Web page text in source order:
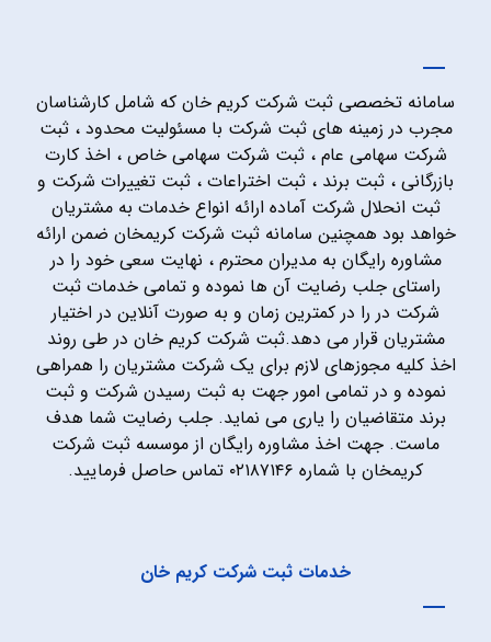
سامانه تخصصی ثبت شرکت کریم خان که شامل کارشناسان
مجرب در زمینه های ثبت شرکت با مسئولیت محدود ، ثبت
شرکت سهامی عام ، ثبت شرکت سهامی خاص ، اخذ کارت
بازرگانی ، ثبت برند ، ثبت اختراعات ، ثبت تغییرات شرکت و
ثبت انحلال شرکت آماده ارائه انواع خدمات به مشتریان
خواهد بود همچنین سامانه ثبت شرکت کریمخان ضمن ارائه
مشاوره رایگان به مدیران محترم ، نهایت سعی خود را در
راستای جلب رضایت آن ها نموده و تمامی خدمات ثبت
شرکت در را در کمترین زمان و به صورت آنلاین در اختیار
مشتریان قرار می دهد.ثبت شرکت کریم خان در طی روند
اخذ کلیه مجوزهای لازم برای یک شرکت مشتریان را همراهی
نموده و در تمامی امور جهت به ثبت رسیدن شرکت و ثبت
برند متقاضیان را یاری می نماید. جلب رضایت شما هدف
ماست. جهت اخذ مشاوره رایگان از موسسه ثبت شرکت
کریمخان با شماره ۰۲۱۸۷۱۴۶ تماس حاصل فرمایید.
خدمات ثبت شرکت کریم خان